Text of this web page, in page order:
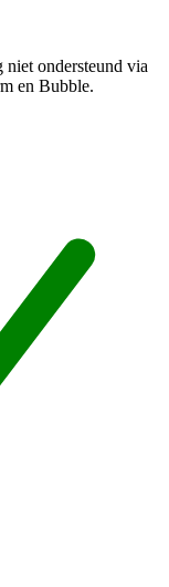
ondersteund via
en Bubble.